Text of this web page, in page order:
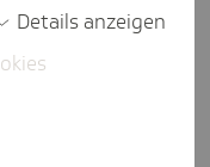
(TK) in
zuvor. Der
Details anzeigen